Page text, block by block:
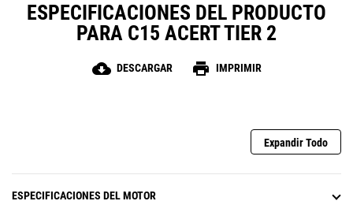
ESPECIFICACIONES DEL PRODUCTO
PARA C15 ACERT TIER 2
cloud_download DESCARGAR print IMPRIMIR
Expandir Todo
ESPECIFICACIONES DEL MOTOR